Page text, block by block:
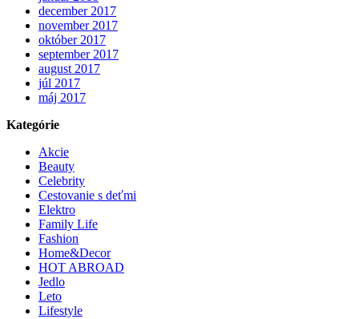
december 2017
november 2017
október 2017
september 2017
august 2017
júl 2017
máj 2017
Kategórie
Akcie
Beauty
Celebrity
Cestovanie s deťmi
Elektro
Family Life
Fashion
Home&Decor
HOT ABROAD
Jedlo
Leto
Lifestyle